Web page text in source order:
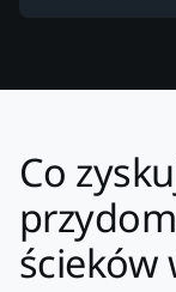
Co
ścieków